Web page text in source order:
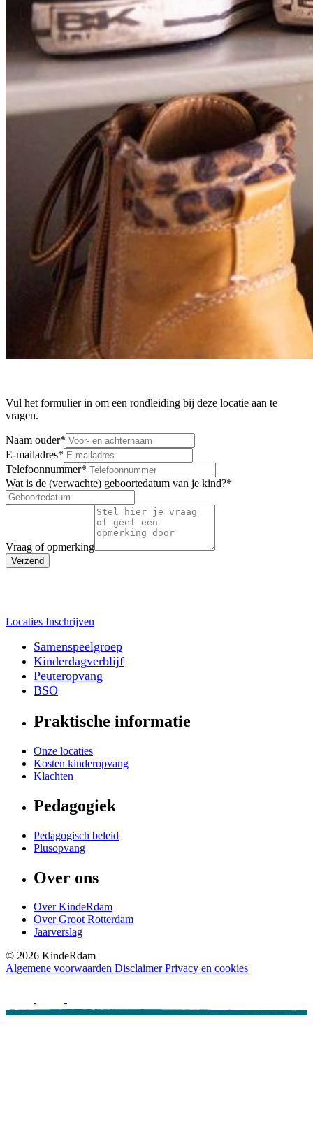
Vul het formulier in om een rondleiding bij deze locatie aan te
vragen.
Naam ouder*
E-mailadres*
Telefoonnummer*
Wat is de (verwachte) geboortedatum van je kind?*
Vraag of opmerking
Verzend
Locaties Inschrijven
Samenspeelgroep
Kinderdagverblijf
Peuteropvang
BSO
Praktische informatie
Onze locaties
Kosten kinderopvang
Klachten
Pedagogiek
Pedagogisch beleid
Plusopvang
Over ons
Over KindeRdam
Over Groot Rotterdam
Jaarverslag
© 2026 KindeRdam
Algemene voorwaarden Disclaimer Privacy en cookies